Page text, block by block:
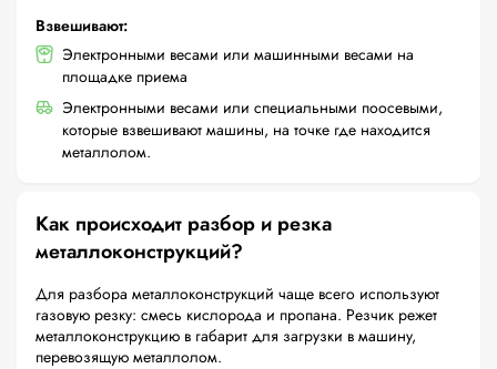
Взвешивают:
Электронными весами или машинными весами на
площадке приема
Электронными весами или специальными поосевыми,
которые взвешивают машины, на точке где находится
металлолом.
Как происходит разбор и резка
металлоконструкций?
Для разбора металлоконструкций чаще всего используют
газовую резку: смесь кислорода и пропана. Резчик режет
металлоконструкцию в габарит для загрузки в машину,
перевозящую металлолом.